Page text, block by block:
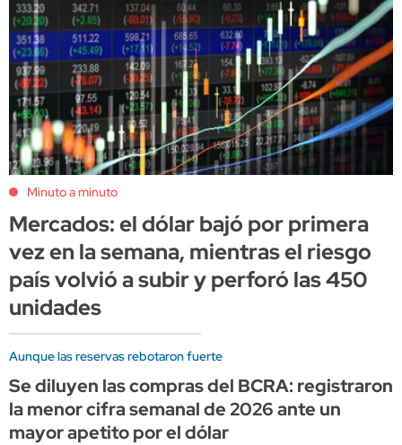
Minuto a minuto
Mercados: el dólar bajó por primera
vez en la semana, mientras el riesgo
país volvió a subir y perforó las 450
unidades
Aunque las reservas rebotaron fuerte
Se diluyen las compras del BCRA: registraron
la menor cifra semanal de 2026 ante un
mayor apetito por el dólar